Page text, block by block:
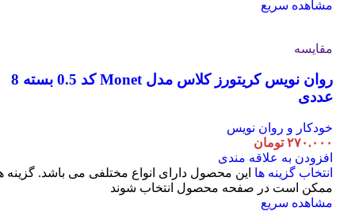
مشاهده سریع
مقایسه
روان نویس کریتورز کلاس مدل Monet کد 0.5 بسته 8
عددی
خودکار و روان نویس
۲۷۰.۰۰۰ تومان
افزودن به علاقه مندی
انتخاب گزینه ها این محصول دارای انواع مختلفی می باشد. گزینه
ممکن است در صفحه محصول انتخاب شوند
مشاهده سریع